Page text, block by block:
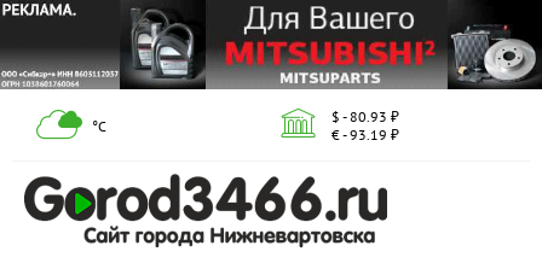
°С
$ - 80.93 ₽
€ - 93.19 ₽